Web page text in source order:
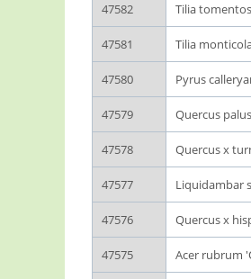
47582 Tilia
47581 Tilia
47580 Pyrus
47579 Quercus
47578 Quercus x
47577 Liquidambar
47576 Quercus x
47575 Acer rubrum